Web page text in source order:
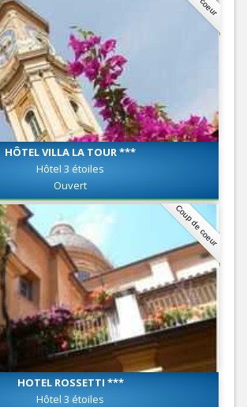
HÔTEL VILLA LA TOUR ***
Hôtel 3 étoiles
Ouvert
Coup de coeur
HOTEL ROSSETTI ***
Hôtel 3 étoiles